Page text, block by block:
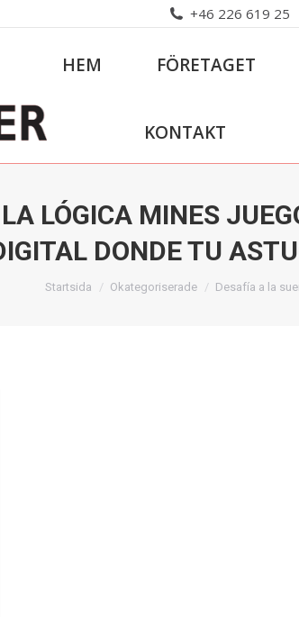
+46 226 619 25
HEM FÖRETAGET
KONTAKT
LÓGICA MINES
DONDE TU
Du är här:
Startsida Okategoriserade Desafía a la